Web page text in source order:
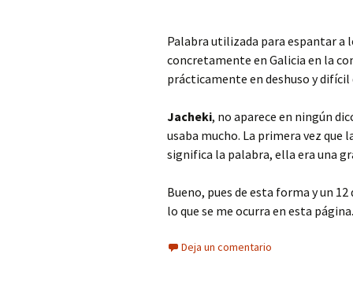
b
o
o
k
tt
er
m
p
ar
tir
Palabra utilizada para espantar a
concretamente en Galicia en la
prácticamente en deshuso y difícil
Jacheki, no aparece en ningún
usaba mucho. La primera vez que
significa la palabra, ella era una
Bueno, pues de esta forma y un
lo que se me ocurra en esta página.
Deja un comentario